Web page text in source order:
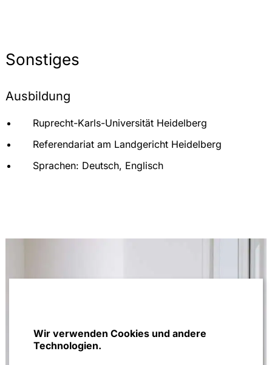
Wir verwenden Cookies und andere
Technologien.
Sonstiges
Ausbildung
Ruprecht-Karls-Universität Heidelberg
Referendariat am Landgericht Heidelberg
Sprachen: Deutsch, Englisch